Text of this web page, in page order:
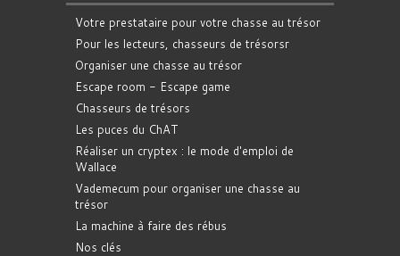
Votre prestataire pour votre chasse au trésor
Pour les lecteurs, chasseurs de trésorsr
Organiser une chasse au trésor
Escape room - Escape game
Chasseurs de trésors
Les puces du ChAT
Réaliser un cryptex : le mode d'emploi de
Wallace
Vademecum pour organiser une chasse au
trésor
La machine à faire des rébus
Nos clés